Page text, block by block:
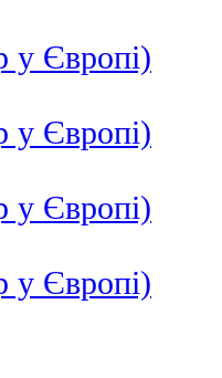
у Європі)
у Європі)
у Європі)
у Європі)